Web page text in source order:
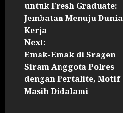
untuk Fresh Graduate:
Jembatan Menuju Dunia
Kerja
Next:
Emak-Emak di Sragen
Siram Anggota Polres
dengan Pertalite, Motif
Masih Didalami